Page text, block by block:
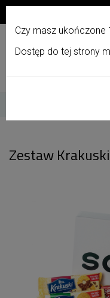
Menu
Zestaw
Czy masz ukończone
Dostęp do tej strony